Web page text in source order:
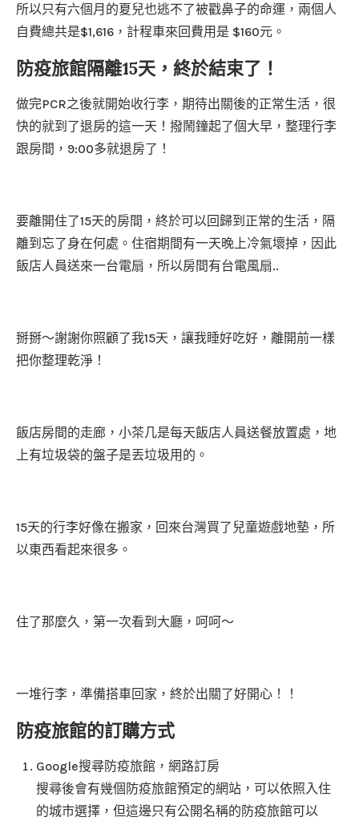
所以只有六個月的夏兒也逃不了被戳鼻子的命運，兩個人
自費總共是$1,616，計程車來回費用是 $160元。
防疫旅館隔離15天，終於結束了！
做完PCR之後就開始收行李，期待出關後的正常生活，很
快的就到了退房的這一天！撥鬧鐘起了個大早，整理行李
跟房間，9:00多就退房了！
要離開住了15天的房間，終於可以回歸到正常的生活，隔
離到忘了身在何處。住宿期間有一天晚上冷氣壞掉，因此
飯店人員送來一台電扇，所以房間有台電風扇..
掰掰～謝謝你照顧了我15天，讓我睡好吃好，離開前一樣
把你整理乾淨！
飯店房間的走廊，小茶几是每天飯店人員送餐放置處，地
上有垃圾袋的盤子是丟垃圾用的。
15天的行李好像在搬家，回來台灣買了兒童遊戲地墊，所
以東西看起來很多。
住了那麼久，第一次看到大廳，呵呵～
一堆行李，準備搭車回家，終於出關了好開心！！
防疫旅館的訂購方式
Google搜尋防疫旅館，網路訂房
搜尋後會有幾個防疫旅館預定的網站，可以依照入住
的城市選擇，但這邊只有公開名稱的防疫旅館可以